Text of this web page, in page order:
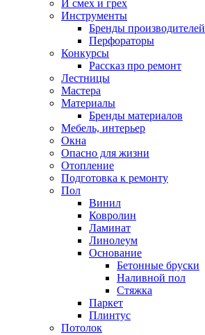
И смех и грех
Инструменты
Бренды производителей
Перфораторы
Конкурсы
Рассказ про ремонт
Лестницы
Мастера
Материалы
Бренды материалов
Мебель, интерьер
Окна
Опасно для жизни
Отопление
Подготовка к ремонту
Пол
Винил
Ковролин
Ламинат
Линолеум
Основание
Бетонные бруски
Наливной пол
Стяжка
Паркет
Плинтус
Потолок